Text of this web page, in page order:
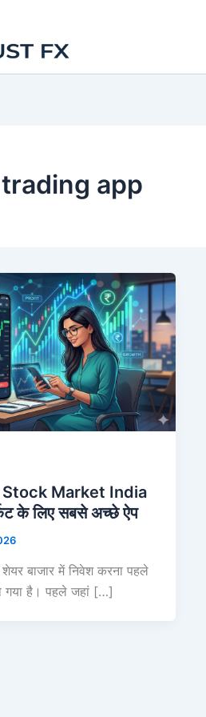
app
Market India
के लिए सबसे अच्छे ऐप
बाजार में निवेश करना पहले
गया है। पहले जहां […]